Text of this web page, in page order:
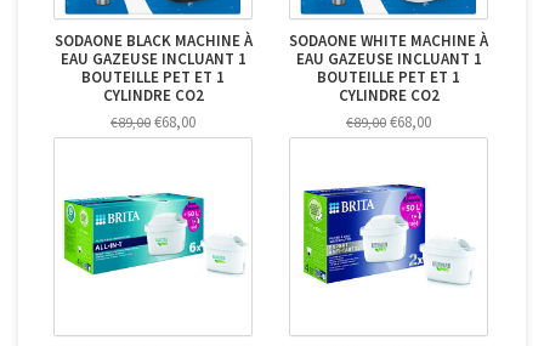
SODAONE BLACK MACHINE À
EAU GAZEUSE INCLUANT 1
BOUTEILLE PET ET 1
CYLINDRE CO2
€89,00 €68,00
SODAONE WHITE MACHINE À
EAU GAZEUSE INCLUANT 1
BOUTEILLE PET ET 1
CYLINDRE CO2
€89,00 €68,00